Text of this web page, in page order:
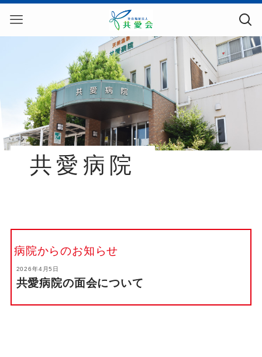
共愛病院
病院からのお知らせ
2026年4月5日
共愛病院の面会について